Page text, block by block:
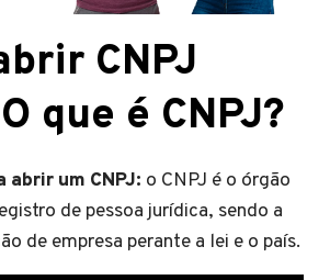
CNPJ
que é CNPJ?
abrir um CNPJ: o CNPJ é o órgão
de pessoa jurídica, sendo a
de empresa perante a lei e o país.